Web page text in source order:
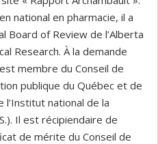
national en pharmacie, il a
Board of Review de l’Alberta
Research. À la demande
membre du Conseil de
publique du Québec et de
l’Institut national de la
Il est récipiendaire de
de mérite du Conseil de